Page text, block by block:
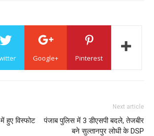
Google+ Pinterest
हुए विस्फोट
Next article
पंजाब पुलिस में 3 डीएसपी बदले, तेजबीर
बने सुल्तानपुर लोधी के DSP